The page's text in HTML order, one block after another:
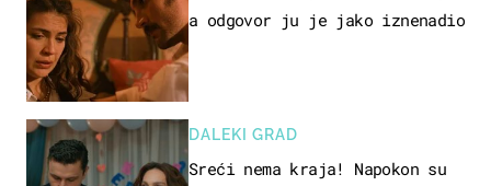
a odgovor ju je jako iznenadio
DALEKI GRAD
Sreći nema kraja! Napokon su